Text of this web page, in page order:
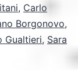
, Carlo
Borgonovo,
Gualtieri, Sara